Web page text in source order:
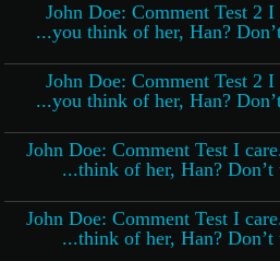
John Doe: Comment Test 2
you think of her, Han? Don’t
John Doe: Comment Test 2
you think of her, Han? Don’t
John Doe: Comment Test I
think of her, Han? Don’t
John Doe: Comment Test I
think of her, Han? Don’t